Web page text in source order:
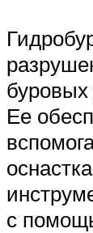
буровых
Ее
с